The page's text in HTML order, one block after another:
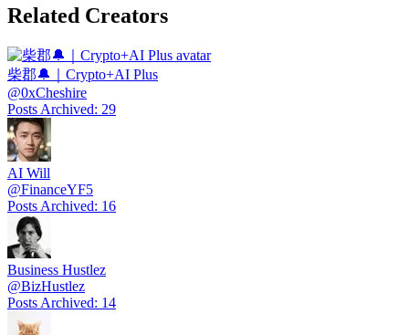
Related Creators
柴郡🔔｜Crypto+AI Plus
@0xCheshire
Posts Archived: 29
AI Will
@FinanceYF5
Posts Archived: 16
Business Hustlez
@BizHustlez
Posts Archived: 14